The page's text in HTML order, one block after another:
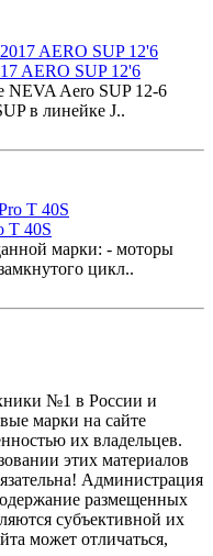
AERO SUP 12'6
NEVA Aero SUP 12-6
в линейке J..
Т 40S
марки: - моторы
цикл..
№1 в России и
марки на сайте
их владельцев.
этих материалов
Администрация
размещенных
субъективной их
может отличаться,